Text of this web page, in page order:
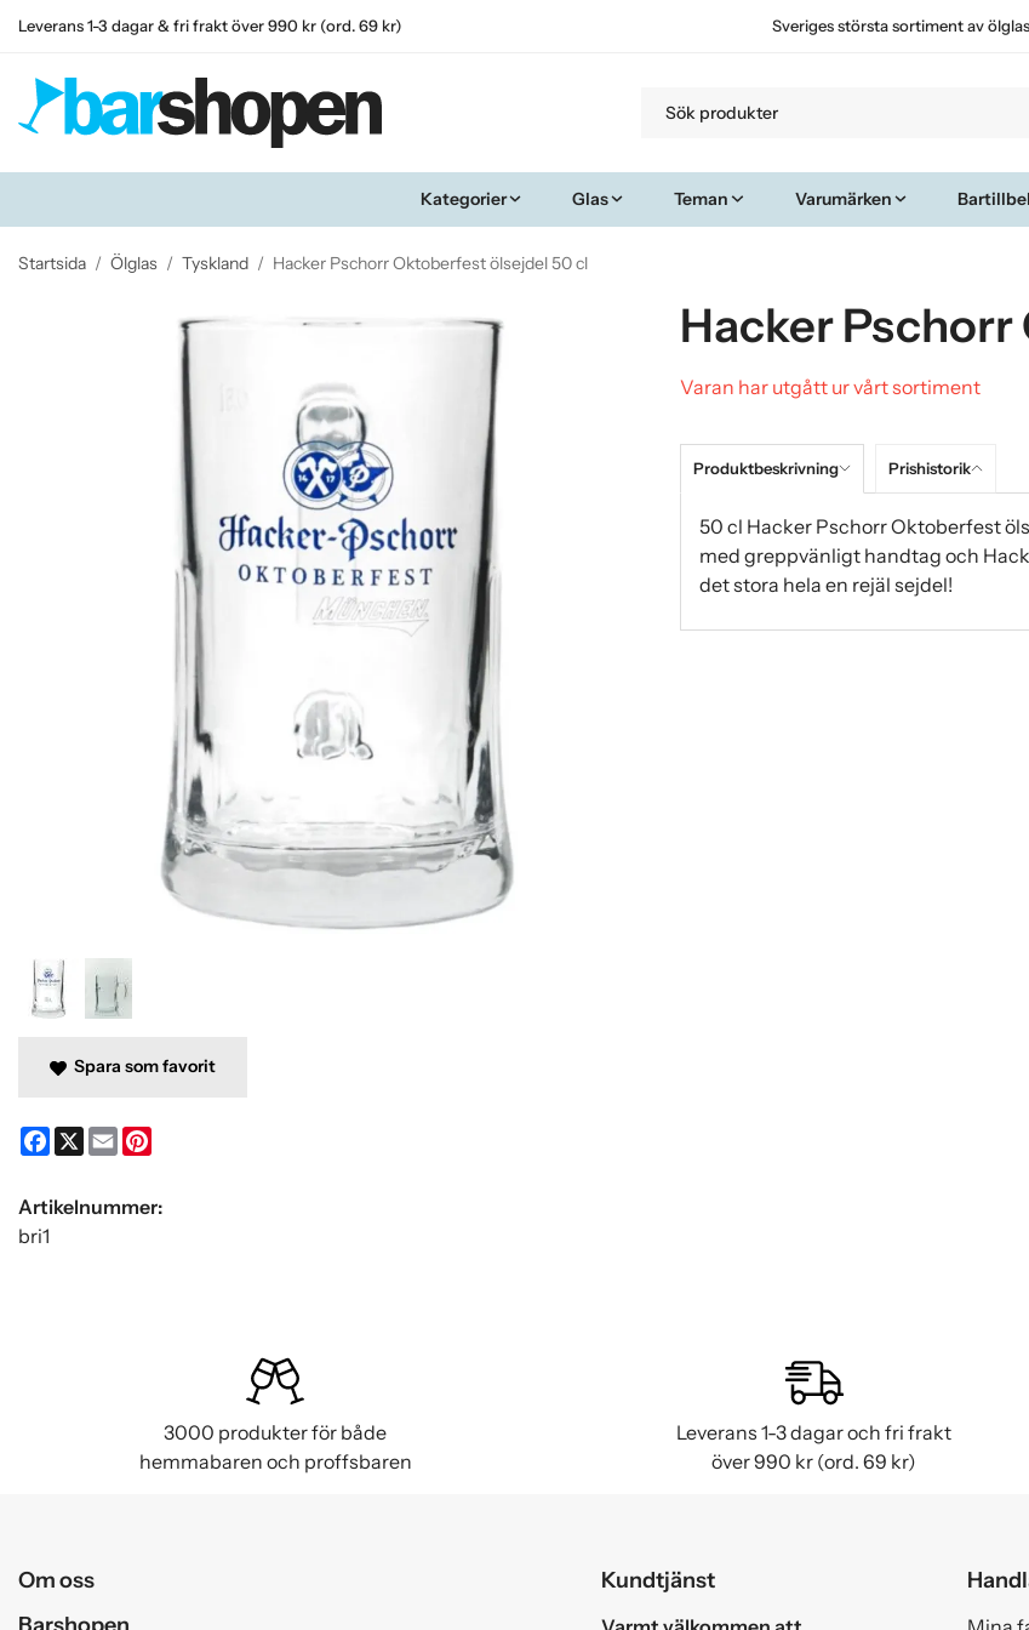
Leverans 1-3 dagar & fri frakt över 990 kr (ord. 69 kr) Sveriges största sortiment av
Kategorier Glas Teman Varumärken
Startsida / Ölglas / Tyskland / Hacker Pschorr Oktoberfest ölsejdel 50 cl
Hacker
Varan har utgått ur vårt sortiment
Produktbeskrivning Prishistorik
50 cl Hacker Pschorr Oktoberfest
med greppvänligt handtag och
det stora hela en rejäl sejdel!
Spara som favorit
Facebook
X Email
Artikelnummer:
bri1
3000 produkter för både
hemmabaren och proffsbaren
Leverans 1-3 dagar och fri frakt
över 990 kr (ord. 69 kr)
Om oss
Barshopen
Kundtjänst